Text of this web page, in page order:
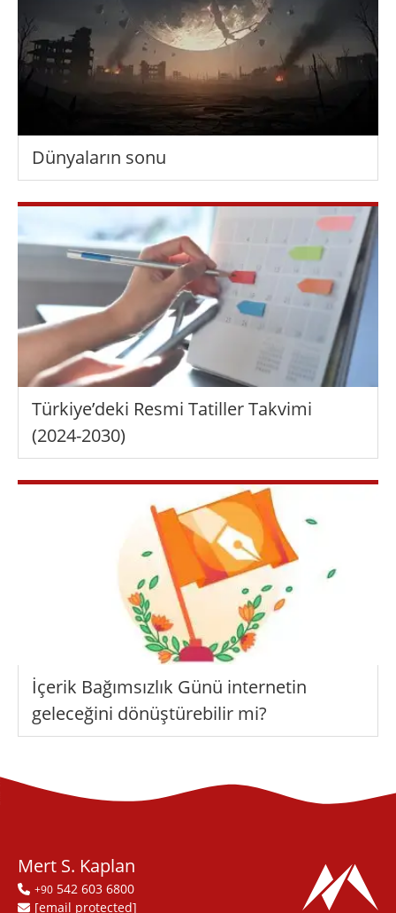
Dünyaların sonu
Türkiye’deki Resmi Tatiller Takvimi
(2024-2030)
İçerik Bağımsızlık Günü internetin
geleceğini dönüştürebilir mi?
Mert S. Kaplan
+90 542 603 6800
[email protected]